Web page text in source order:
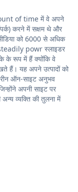
of time में वे अपने
करने में सक्षम थे और
को 6000 से अधिक
steadily powr स्लाइडर
के रूप में हैं क्योंकि वे
हैं। यह अपने उत्पादों को
ऑन-साइट अनुभव
अपनी साइट पर
व्यक्ति की तुलना में